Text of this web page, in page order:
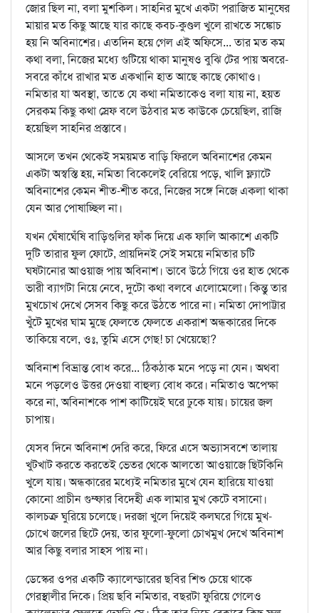
জোর ছিল না, বলা মুশকিল। সাহনির মুখে একটা পরাজিত মানুষের
মায়ার মত কিছু আছে যার কাছে কবচ-কুণ্ডল খুলে রাখতে সঙ্কোচ
হয় নি অবিনাশের। এতদিন হয়ে গেল এই অফিসে... তার মত কম
কথা বলা, নিজের মধ্যে গুটিয়ে থাকা মানুষও বুঝি টের পায় অবরে-
সবরে কাঁধে রাখার মত একখানি হাত আছে কাছে কোথাও।
নমিতার যা অবস্থা, তাতে যে কথা নমিতাকেও বলা যায় না, হয়ত
সেরকম কিছু কথা স্রেফ বলে উঠবার মত কাউকে চেয়েছিল, রাজি
হয়েছিল সাহনির প্রস্তাবে।
আসলে তখন থেকেই সময়মত বাড়ি ফিরলে অবিনাশের কেমন
একটা অস্বস্তি হয়, নমিতা বিকেলেই বেরিয়ে পড়ে, খালি ফ্ল্যাটে
অবিনাশের কেমন শীত-শীত করে, নিজের সঙ্গে নিজে একলা থাকা
যেন আর পোষাচ্ছিল না।
যখন ঘেঁষাঘেঁষি বাড়িগুলির ফাঁক দিয়ে এক ফালি আকাশে একটি
দুটি তারার ফুল ফোটে, প্রায়দিনই সেই সময়ে নমিতার চটি
ঘষটানোর আওয়াজ পায় অবিনাশ। ভাবে উঠে গিয়ে ওর হাত থেকে
ভারী ব্যাগটা নিয়ে নেবে, দুটো কথা বলবে এলোমেলো। কিন্তু তার
মুখচোখ দেখে সেসব কিছু করে উঠতে পারে না। নমিতা দোপাট্টার
খুঁটে মুখের ঘাম মুছে ফেলতে ফেলতে একরাশ অন্ধকারের দিকে
তাকিয়ে বলে, ওঃ, তুমি এসে গেছ! চা খেয়েছো?
অবিনাশ বিভ্রান্ত বোধ করে... ঠিকঠাক মনে পড়ে না যেন। অথবা
মনে পড়লেও উত্তর দেওয়া বাহুল্য বোধ করে। নমিতাও অপেক্ষা
করে না, অবিনাশকে পাশ কাটিয়েই ঘরে ঢুকে যায়। চায়ের জল
চাপায়।
যেসব দিনে অবিনাশ দেরি করে, ফিরে এসে অভ্যাসবশে তালায়
খুটখাট করতে করতেই ভেতর থেকে আলতো আওয়াজে ছিটকিনি
খুলে যায়। অন্ধকারের মধ্যেই নমিতার মুখে যেন হারিয়ে যাওয়া
কোনো প্রাচীন গুম্ফার বিদেহী এক লামার মুখ কেটে বসানো।
কালচক্র ঘুরিয়ে চলেছে। দরজা খুলে দিয়েই কলঘরে গিয়ে মুখ-
চোখে জলের ছিটে দেয়, তার ফুলো-ফুলো চোখমুখ দেখে অবিনাশ
আর কিছু বলার সাহস পায় না।
ডেস্কের ওপর একটি ক্যালেন্ডারের ছবির শিশু চেয়ে থাকে
গেরস্থালীর দিকে। প্রিয় ছবি নমিতার, বছরটা ফুরিয়ে গেলেও